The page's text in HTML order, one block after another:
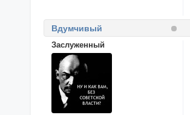
Вдумчивый
Заслуженный